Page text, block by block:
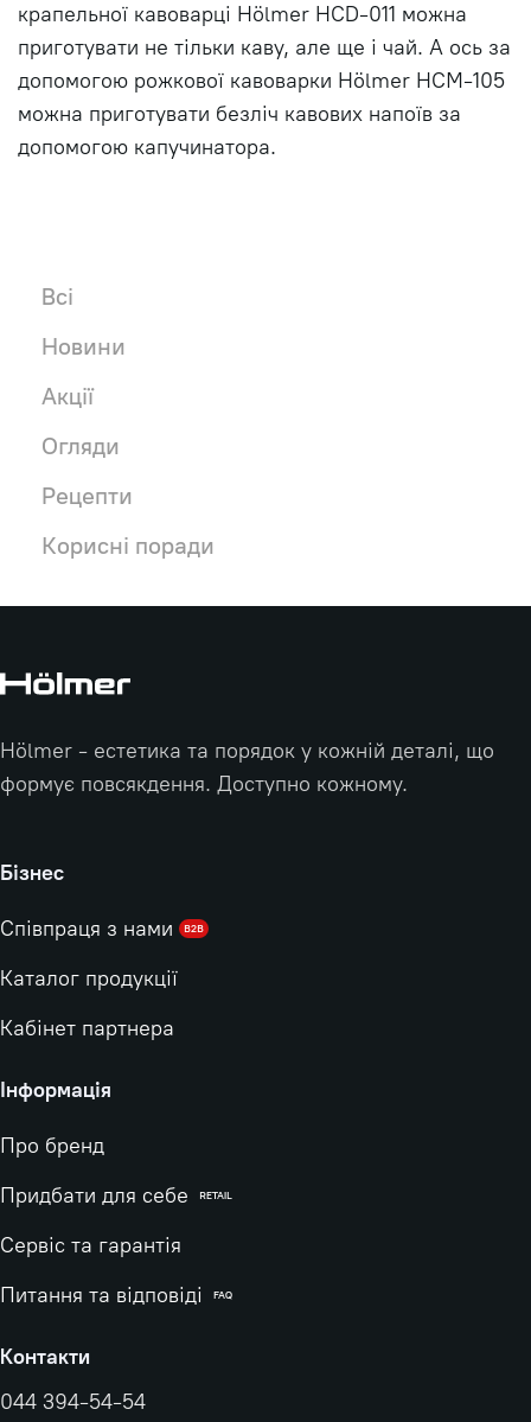
крапельної кавоварці Hölmer HCD-011 можна
приготувати не тільки каву, але ще і чай. А ось за
допомогою рожкової кавоварки Hölmer HCM-105
можна приготувати безліч кавових напоїв за
допомогою капучинатора.
Всі
Новини
Акції
Огляди
Рецепти
Корисні поради
Hölmer - естетика та порядок у кожній деталі, що
формує повсякдення. Доступно кожному.
Бізнес
Співпраця з нами B2B
Каталог продукції
Кабінет партнера
Інформація
Про бренд
Придбати для себе
RETAIL
Сервіс та гарантія
Питання та відповіді
FAQ
Контакти
044 394-54-54